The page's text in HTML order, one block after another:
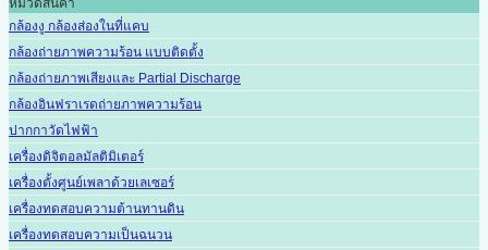
หมวดสินค้า
กล้องงู กล้องส่องในที่แคบ
กล้องถ่ายภาพความร้อน แบบติดตั้ง
กล้องถ่ายภาพเสียงและ Partial Discharge
กล้องอินฟราเรดถ่ายภาพความร้อน
ปากกาวัดไฟฟ้า
เครื่องดิจิตอลมัลติมิเตอร์
เครื่องตั้งศูนย์เพลาด้วยเลเซอร์
เครื่องทดสอบความต้านทานดิน
เครื่องทดสอบความเป็นฉนวน